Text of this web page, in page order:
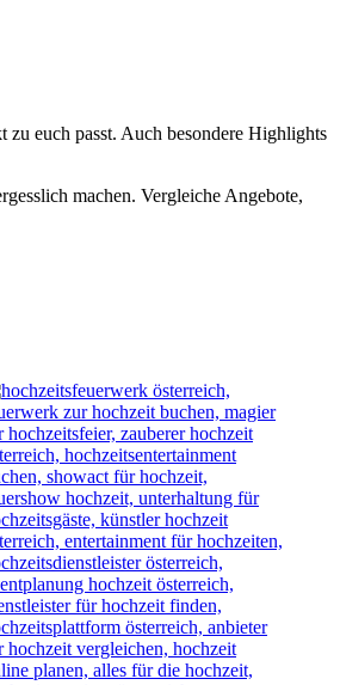
zu euch passt. Auch besondere Highlights
machen. Vergleiche Angebote,